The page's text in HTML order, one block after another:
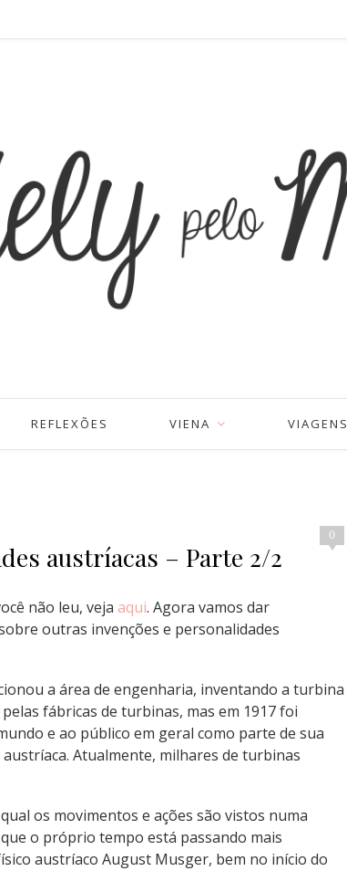
REFLEXÕES VIENA VIAGENS
0
austríacas – Parte 2/2
não leu, veja aqui. Agora vamos dar
outras invenções e personalidades
a área de engenharia, inventando a turbina
fábricas de turbinas, mas em 1917 foi
e ao público em geral como parte de sua
Atualmente, milhares de turbinas
os movimentos e ações são vistos numa
o próprio tempo está passando mais
austríaco August Musger, bem no início do